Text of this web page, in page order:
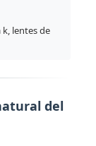
lentes de
del